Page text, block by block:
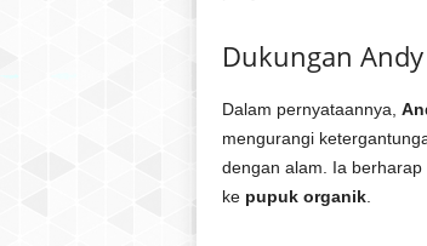
Dukungan
Dalam pernyataannya,
mengurangi
dengan alam. Ia
ke pupuk organik.